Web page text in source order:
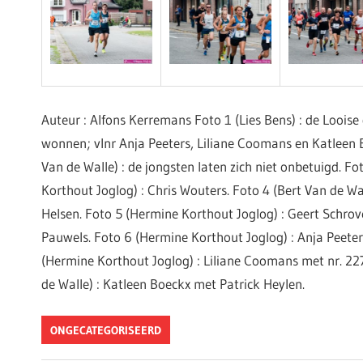
Auteur : Alfons Kerremans Foto 1 (Lies Bens) : de
wonnen; vlnr Anja Peeters, Liliane Coomans en Katleen
Van de Walle) : de jongsten laten zich niet onbetuigd.
Korthout Joglog) : Chris Wouters. Foto 4 (Bert Van de
Helsen. Foto 5 (Hermine Korthout Joglog) : Geert
Pauwels. Foto 6 (Hermine Korthout Joglog) : Anja
(Hermine Korthout Joglog) : Liliane Coomans met nr.
de Walle) : Katleen Boeckx met Patrick Heylen.
ONGECATEGORISEERD